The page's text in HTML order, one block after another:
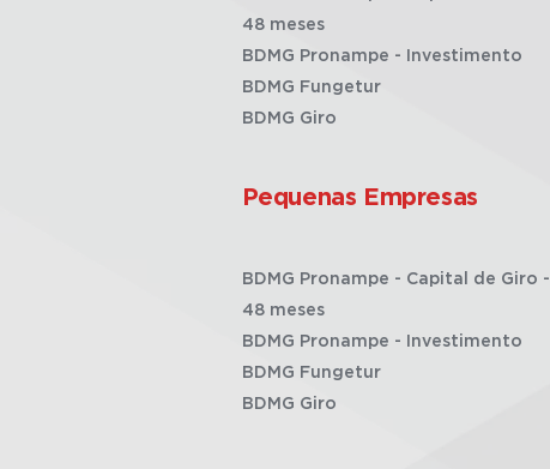
48 meses
BDMG Pronampe - Investimento
BDMG Fungetur
BDMG Giro
Pequenas Empresas
BDMG Pronampe - Capital de Giro -
48 meses
BDMG Pronampe - Investimento
BDMG Fungetur
BDMG Giro